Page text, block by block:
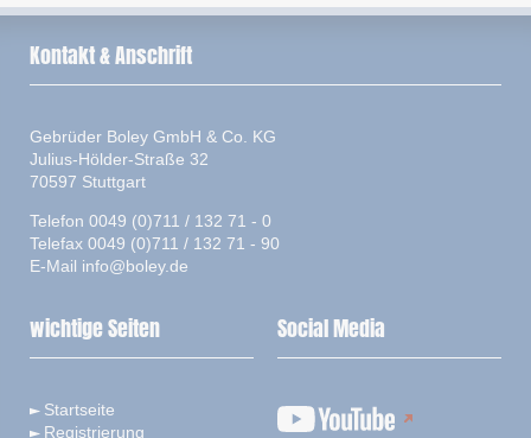
Kontakt & Anschrift
Gebrüder Boley GmbH & Co. KG
Julius-Hölder-Straße 32
70597 Stuttgart
Telefon 0049 (0)711 / 132 71 - 0
Telefax 0049 (0)711 / 132 71 - 90
E-Mail info@boley.de
wichtige Seiten
Startseite
Registrierung
Social Media